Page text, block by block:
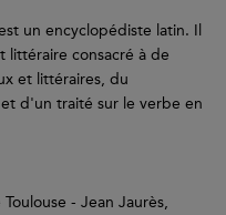
un encyclopédiste latin. Il
littéraire consacré à de
et littéraires, du
d'un traité sur le verbe en
- Jean Jaurès,